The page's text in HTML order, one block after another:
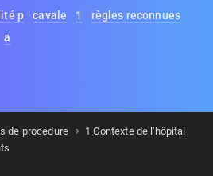
p cavale 1
règles reconnues
a
de procédure
1 Contexte de l'hôpital